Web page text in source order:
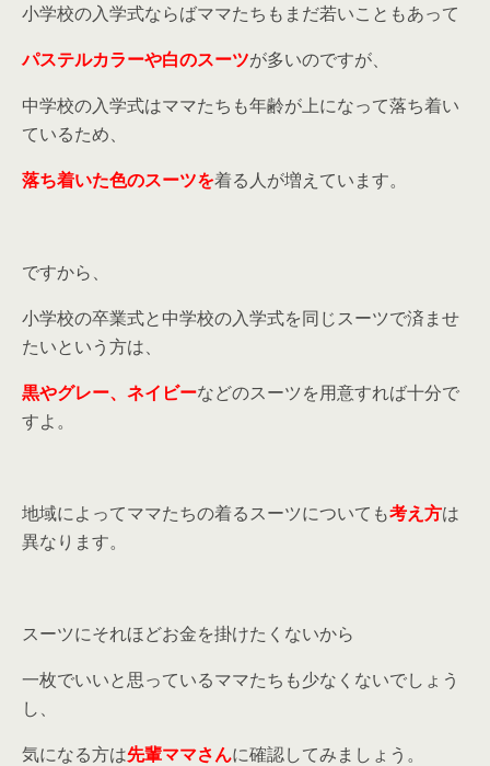
小学校の入学式ならばママたちもまだ若いこともあって
パステルカラーや白のスーツが多いのですが、
中学校の入学式はママたちも年齢が上になって落ち着い
ているため、
落ち着いた色のスーツを着る人が増えています。
ですから、
小学校の卒業式と中学校の入学式を同じスーツで済ませ
たいという方は、
黒やグレー、ネイビーなどのスーツを用意すれば十分で
すよ。
地域によってママたちの着るスーツについても考え方は
異なります。
スーツにそれほどお金を掛けたくないから
一枚でいいと思っているママたちも少なくないでしょう
し、
気になる方は先輩ママさんに確認してみましょう。